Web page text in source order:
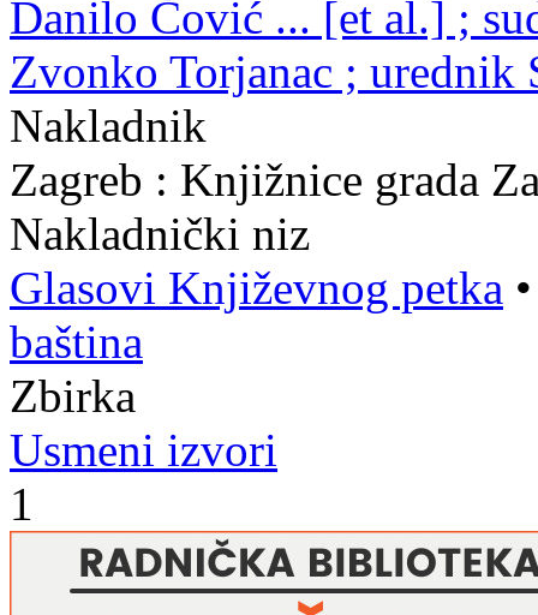
Danilo Čović ... [et al.] ;
Zvonko Torjanac ; urednik
Nakladnik
Zagreb : Knjižnice grada
Nakladnički niz
Glasovi Književnog petka
baština
Zbirka
Usmeni izvori
1